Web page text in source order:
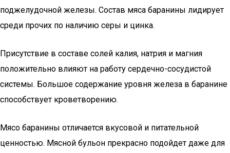
поджелудочной железы. Состав мяса баранины лидирует
среди прочих по наличию серы и цинка.
Присутствие в составе солей калия, натрия и магния
положительно влияют на работу сердечно-сосудистой
системы. Большое содержание уровня железа в баранине
способствует кроветворению.
Мясо баранины отличается вкусовой и питательной
ценностью. Мясной бульон прекрасно подойдет даже для